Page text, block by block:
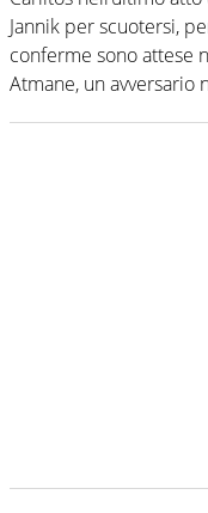
Jannik per scuotersi,
conferme sono attese
Atmane, un avversario